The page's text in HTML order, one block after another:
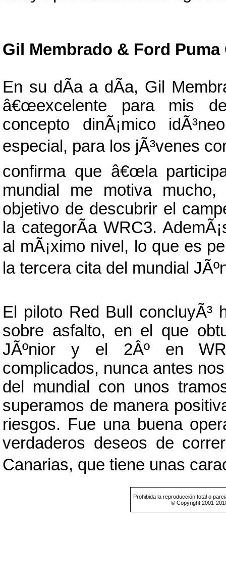
Gil Membrado & Ford Puma
En su dÃ­a a dÃ­a, Gil
â€œexcelente para mis
concepto dinÃ¡mico
especial, para los jÃ³venes
confirma que â€œla
mundial me motiva
objetivo de descubrir el
la categorÃ­a WRC3.
al mÃ¡ximo nivel, lo que es
la tercera cita del mundial
El piloto Red Bull concluyÃ³
sobre asfalto, en el que
JÃºnior y el 2Âº en
complicados, nunca antes
del mundial con unos
superamos de manera
riesgos. Fue una buena
verdaderos deseos de
Canarias, que tiene unas
Prohibida la reproducción total o
© Copyright 2001-